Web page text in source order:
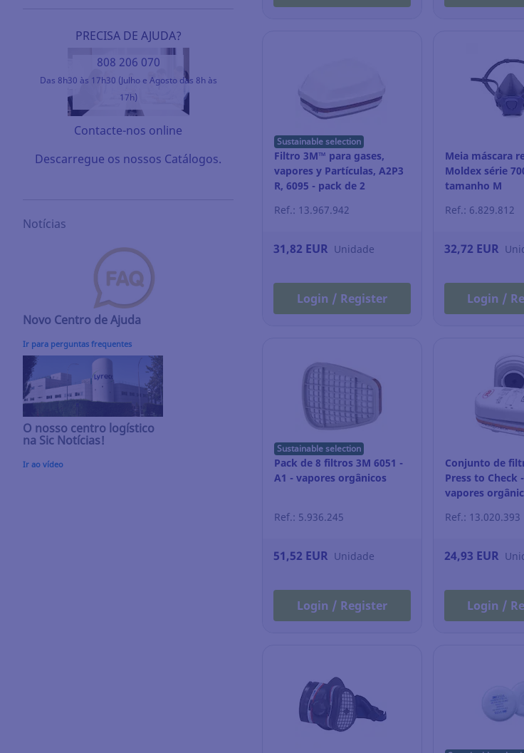
PRECISA DE AJUDA?
808 206 070
Das 8h30 às 17h30 (Julho e Agosto das 8h às
17h)
Contacte-nos online
Descarregue os nossos Catálogos.
Notícias
Novo Centro de Ajuda
Ir para perguntas frequentes
O nosso centro logístico
na Sic Notícias!
Ir ao vídeo
Sustainable selection
Filtro 3M™ para gases,
vapores y Partículas, A2P3
R, 6095 - pack de 2
Ref.: 13.967.942
31,82 EUR Unidade
Login / Register
Meia máscara
Moldex série
tamanho M
Ref.: 6.829.812
32,72 EUR
Login /
Sustainable selection
Pack de 8 filtros 3M 6051 -
A1 - vapores orgânicos
Ref.: 5.936.245
51,52 EUR Unidade
Login / Register
Conjunto de
Press to Check
vapores
Ref.: 13.020.393
24,93 EUR
Login /